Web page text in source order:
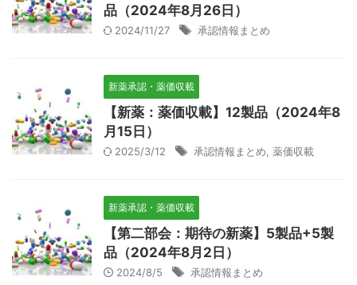
品（2024年8月26日）
2024/11/27 承認情報まとめ
新薬承認・薬価収載
【新薬：薬価収載】12製品（2024年8
月15日）
2025/3/12 承認情報まとめ 薬価収載
新薬承認・薬価収載
【第二部会：期待の新薬】5製品+5製
品（2024年8月2日）
2024/8/5 承認情報まとめ